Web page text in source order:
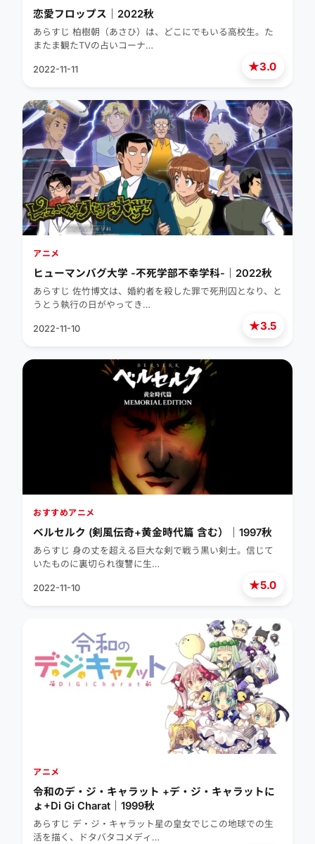
★3.0
恋愛フロップス｜2022秋
あらすじ 柏樹朝（あさひ）は、どこにでもいる高校生。た
またま観たTVの占いコーナ…
2022-11-11
★3.5
アニメ
ヒューマンバグ大学 -不死学部不幸学科-｜2022秋
あらすじ 佐竹博文は、婚約者を殺した罪で死刑囚となり、と
うとう執行の日がやってき…
2022-11-10
★5.0
おすすめアニメ
ベルセルク (剣風伝奇+黄金時代篇 含む）｜1997秋
あらすじ 身の丈を超える巨大な剣で戦う黒い剣士。信じて
いたものに裏切られ復讐に生…
2022-11-10
アニメ
令和のデ・ジ・キャラット +デ・ジ・キャラットに
ょ+Di Gi Charat｜1999秋
あらすじ デ・ジ・キャラット星の皇女でじこの地球での生
活を描く、ドタバタコメディ…